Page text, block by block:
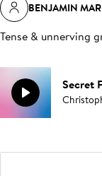
BENJAMIN
Tense & unnerving
Secret